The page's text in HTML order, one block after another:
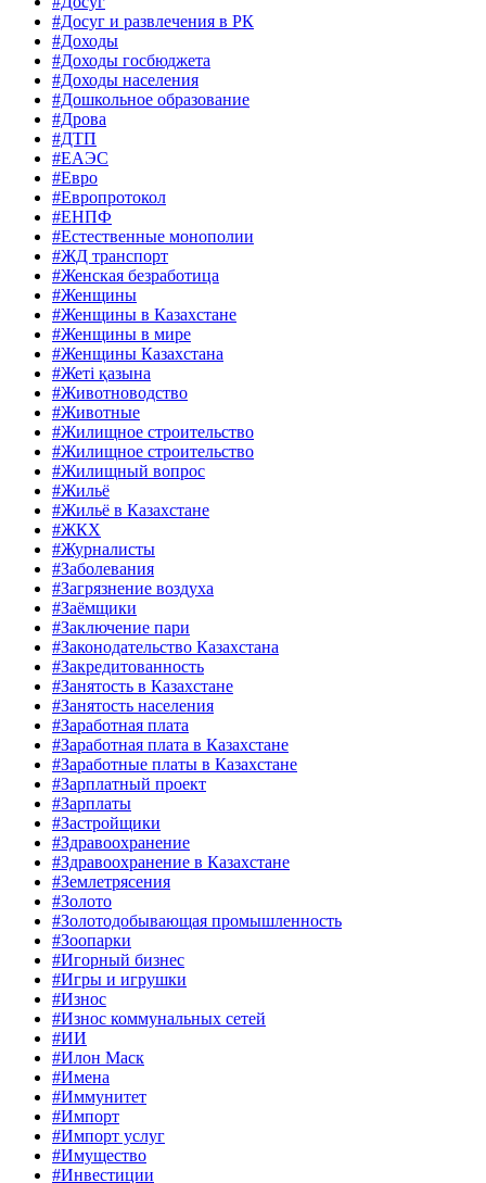
#Досуг и развлечения в РК
#Доходы
#Доходы госбюджета
#Доходы населения
#Дошкольное образование
#Дрова
#ДТП
#ЕАЭС
#Евро
#Европротокол
#ЕНПФ
#Естественные монополии
#ЖД транспорт
#Женская безработица
#Женщины
#Женщины в Казахстане
#Женщины в мире
#Женщины Казахстана
#Жеті қазына
#Животноводство
#Животные
#Жилищное строительство
#Жилищное строительство
#Жилищный вопрос
#Жильё
#Жильё в Казахстане
#ЖКХ
#Журналисты
#Заболевания
#Загрязнение воздуха
#Заёмщики
#Заключение пари
#Законодательство Казахстана
#Закредитованность
#Занятость в Казахстане
#Занятость населения
#Заработная плата
#Заработная плата в Казахстане
#Заработные платы в Казахстане
#Зарплатный проект
#Зарплаты
#Застройщики
#Здравоохранение
#Здравоохранение в Казахстане
#Землетрясения
#Золото
#Золотодобывающая промышленность
#Зоопарки
#Игорный бизнес
#Игры и игрушки
#Износ
#Износ коммунальных сетей
#ИИ
#Илон Маск
#Имена
#Иммунитет
#Импорт
#Импорт услуг
#Имущество
#Инвестиции